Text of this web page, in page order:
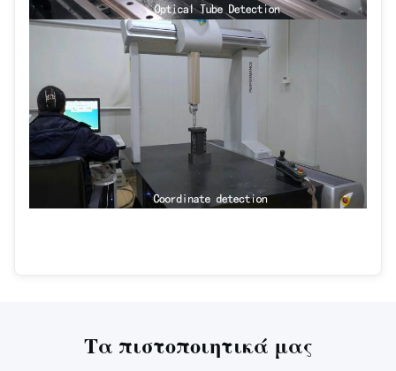
Τα πιστοποιητικά μας